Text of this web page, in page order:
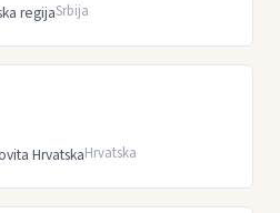
regijaSrbija
HrvatskaHrvatska